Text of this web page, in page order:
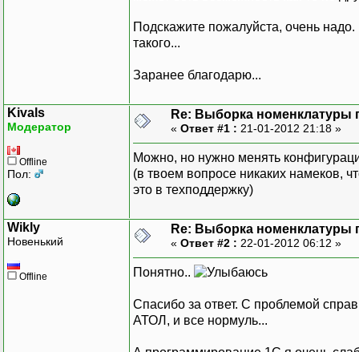
Подскажите пожалуйста, очень
такого...
Заранее благодарю...
Kivals
Модератор
Offline
Пол:
Re: Выборка номенклатуры
« Ответ #1 : 21-01-2012 21:18 »
Можно, но нужно менять
(в твоем вопросе никаких намеков,
это в техподдержку)
Wikly
Новенький
Offline
Re: Выборка номенклатуры
« Ответ #2 : 22-01-2012 06:12 »
Понятно..
Спасибо за ответ. С проблемой
АТОЛ, и все нормуль...